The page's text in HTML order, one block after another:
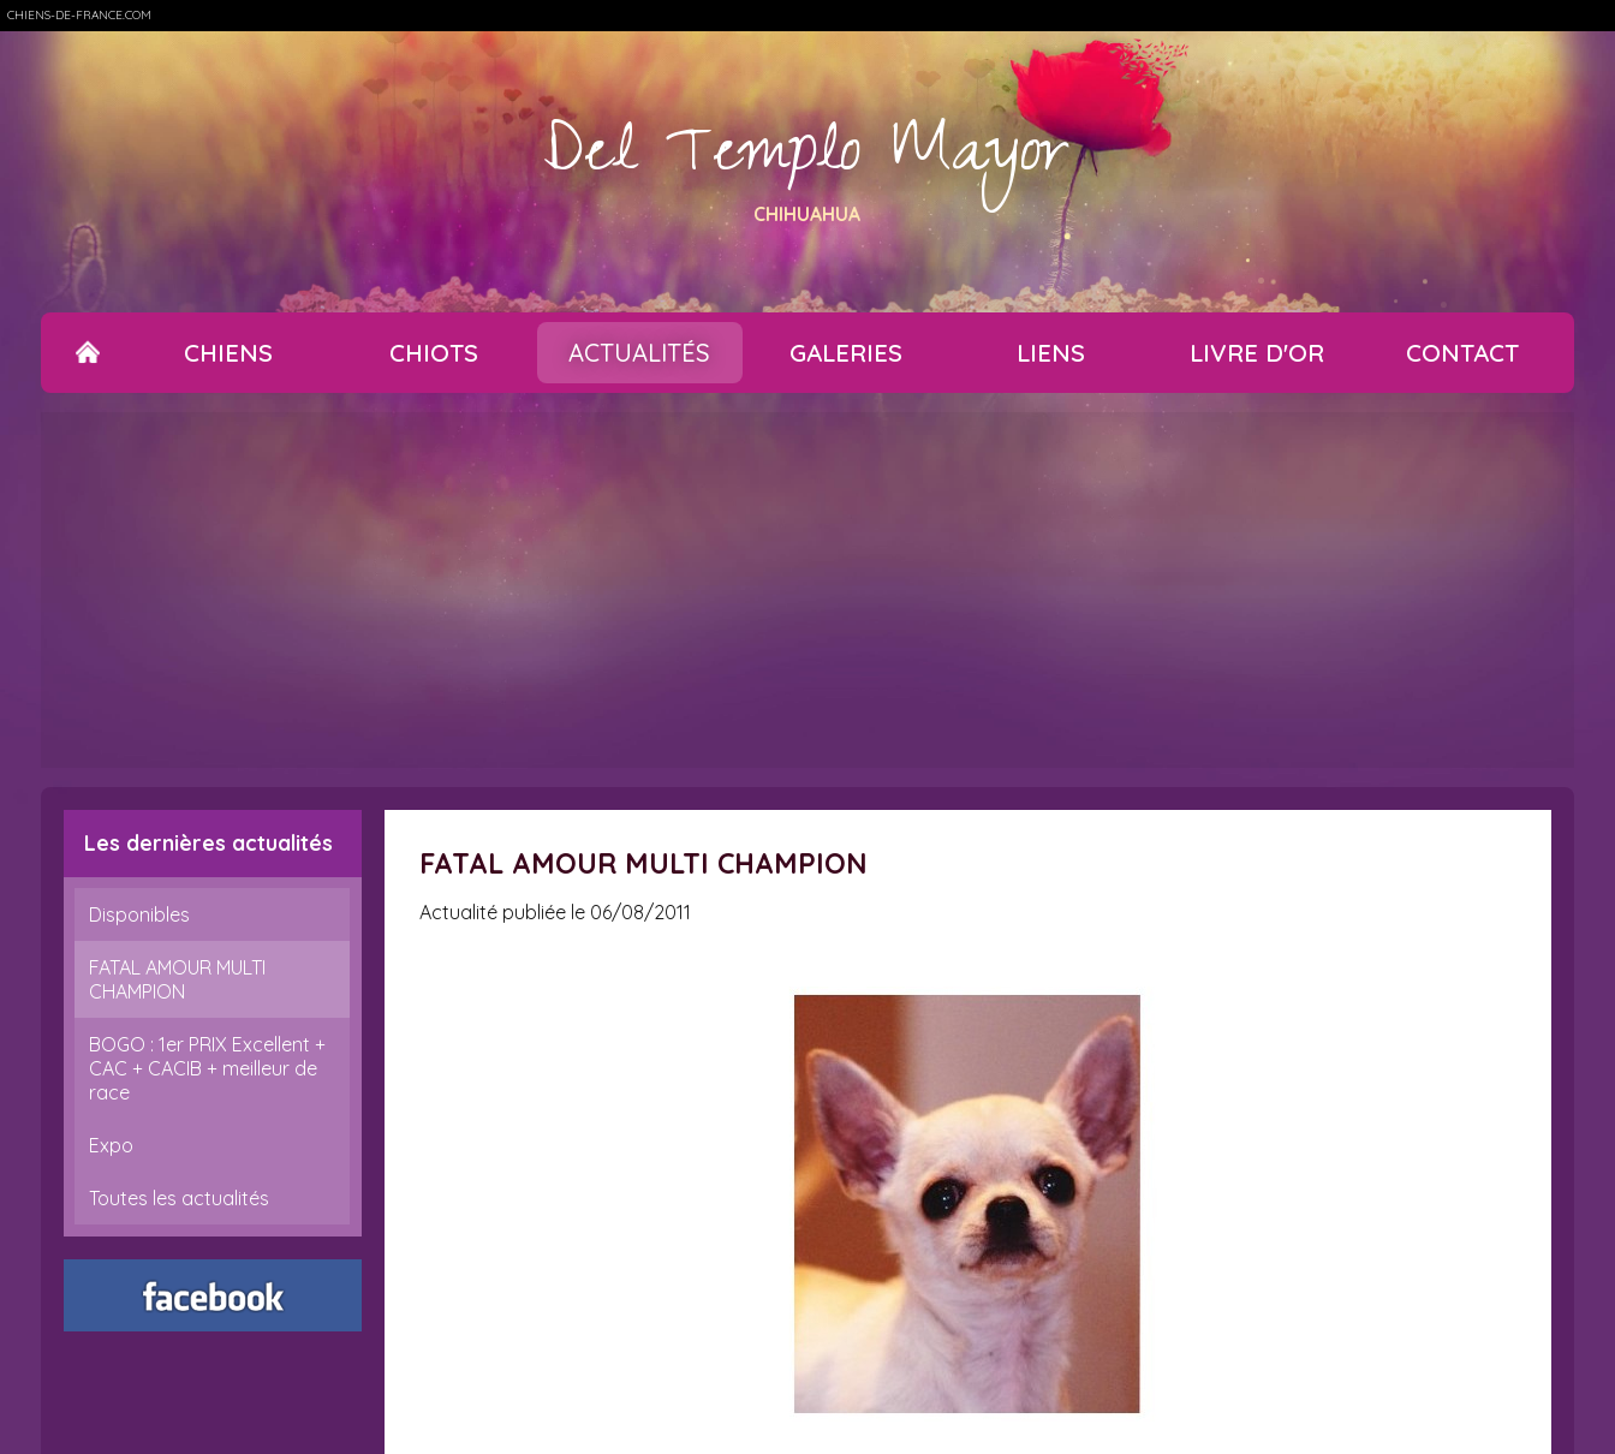
CHIENS-DE-FRANCE.COM
Del Templo Mayor
CHIHUAHUA
CHIENS CHIOTS ACTUALITÉS GALERIES LIENS LIVRE D'OR CONTACT
Les dernières actualités
Disponibles
FATAL AMOUR MULTI
CHAMPION
BOGO : 1er PRIX Excellent +
CAC + CACIB + meilleur de
race
Expo
Toutes les actualités
FATAL AMOUR MULTI CHAMPION
Actualité publiée le 06/08/2011